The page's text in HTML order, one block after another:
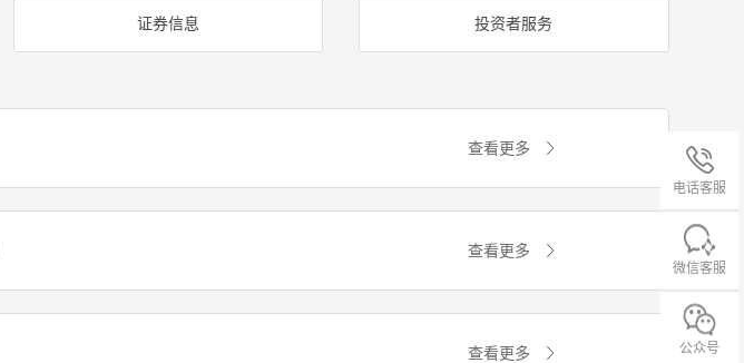
电话客服
微信客服
公众号
证券信息 投资者服务
查看更多
查看更多
查看更多